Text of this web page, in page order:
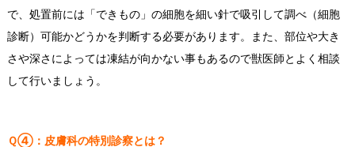
で、処置前には「できもの」の細胞を細い針で吸引して調べ（細胞
診断）可能かどうかを判断する必要があります。また、部位や大き
さや深さによっては凍結が向かない事もあるので獣医師とよく相談
して行いましょう。
Ｑ④：皮膚科の特別診察とは？